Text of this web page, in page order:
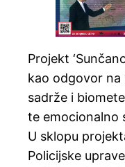
Projekt
kao odgovor na
sadrže i
te emocionalno
U sklopu
Policijske